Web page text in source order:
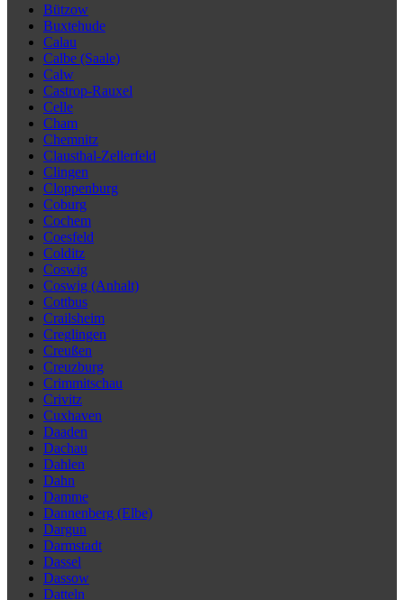
Bützow
Buxtehude
Calau
Calbe (Saale)
Calw
Castrop-Rauxel
Celle
Cham
Chemnitz
Clausthal-Zellerfeld
Clingen
Cloppenburg
Coburg
Cochem
Coesfeld
Colditz
Coswig
Coswig (Anhalt)
Cottbus
Crailsheim
Creglingen
Creußen
Creuzburg
Crimmitschau
Crivitz
Cuxhaven
Daaden
Dachau
Dahlen
Dahn
Damme
Dannenberg (Elbe)
Dargun
Darmstadt
Dassel
Dassow
Datteln